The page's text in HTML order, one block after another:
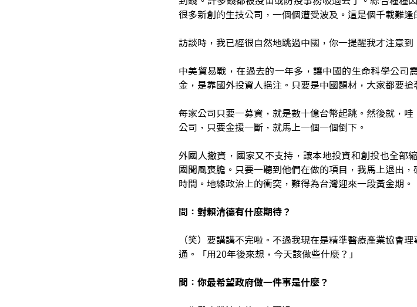
很多新創的生技公司，一個個遭受波及。這是個千載難逢
訪談時，我已經很自然地跳過中國，你一提醒我才注意
中美貿易戰，在過去的一年多，讓中國的生命科學公司
金，是靠國外投資人挹注。只要是中國題材，大家都要
每家公司只要一募資，就是數十億台幣起跳。然後就，
公司，只要金援一斷，就馬上一個一個倒下。
外國人撤資，國家又不支持，讓本地投資和創投也全部
國聞風喪膽。只要一聽到他們在做的項目，我馬上退出
時間。地緣政治上的衝突，難得為台灣迎來一段黃金期。
問：對賴清德有什麼期待？
（笑）要講講不完啦。不過我現在是精準醫療產業協會
通。「用20年後來想，今天該做些什麼？」
問：你最希望政府做一件事是什麼？